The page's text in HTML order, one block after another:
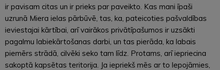
ir pavisam citas un ir prieks par paveikto. Kas mani īpaši
uzrunā Miera ielas pārbūvē, tas, ka, pateicoties pašvaldības
ieviestajai kārtībai, arī vairākos privātīpašumos ir uzsākti
pagalmu labiekārtošanas darbi, un tas pierāda, ka labais
piemērs strādā, cilvēki seko tam līdz. Protams, arī iepriecina
sakoptā kapsētas teritorija. Ja iepriekš mēs ar to lepojāmies,